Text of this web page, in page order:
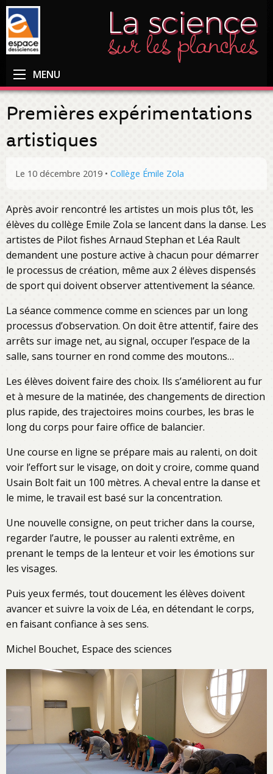
MENU
Premières expérimentations
artistiques
Le 10 décembre 2019 • Collège Émile Zola
Après avoir rencontré les artistes un mois plus tôt, les
élèves du collège Emile Zola se lancent dans la danse. Les
artistes de Pilot fishes Arnaud Stephan et Léa Rault
demandent une posture active à chacun pour démarrer
le processus de création, même aux 2 élèves dispensés
de sport qui doivent observer attentivement la séance.
La séance commence comme en sciences par un long
processus d’observation. On doit être attentif, faire des
arrêts sur image net, au signal, occuper l’espace de la
salle, sans tourner en rond comme des moutons…
Les élèves doivent faire des choix. Ils s’améliorent au fur
et à mesure de la matinée, des changements de direction
plus rapide, des trajectoires moins courbes, les bras le
long du corps pour faire office de balancier.
Une course en ligne se prépare mais au ralenti, on doit
voir l’effort sur le visage, on doit y croire, comme quand
Usain Bolt fait un 100 mètres. A cheval entre la danse et
le mime, le travail est basé sur la concentration.
Une nouvelle consigne, on peut tricher dans la course,
regarder l’autre, le pousser au ralenti extrême, en
prenant le temps de la lenteur et voir les émotions sur
les visages.
Puis yeux fermés, tout doucement les élèves doivent
avancer et suivre la voix de Léa, en détendant le corps,
en faisant confiance à ses sens.
Michel Bouchet, Espace des sciences